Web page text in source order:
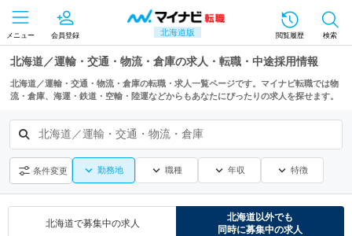
北海道版
メニュー 会員登録 閲覧履歴 検索
北海道／運輸・交通・物流・倉庫の求人・転職・中途採用情報
北海道／運輸・交通・物流・倉庫の転職・求人一覧ページです。マイナビ転職では物
流・倉庫、海運・鉄道・空輸・陸運などからもあなたにぴったりの求人を探せます。
北海道／運輸・交通・物流・倉庫
条件変更 勤務地 職種 年収 特徴
北海道で募集中の求人
北海道以外でも
同時に募集中の求人